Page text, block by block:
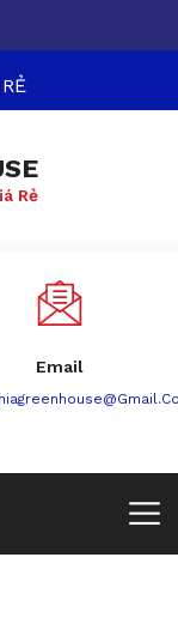
Rẻ
Email